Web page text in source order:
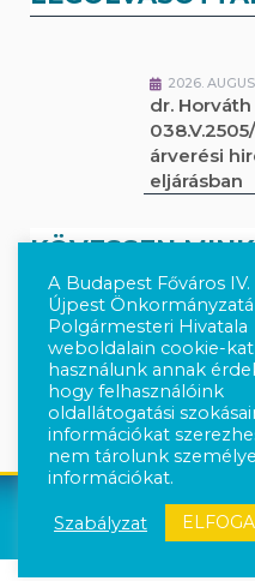
2026.
dr.
árverési
eljárásban
KÖVESSEN
Kövesse a híreket
Követés Instagram-
Újpest
A Budapest Főváros
Újpest
Polgármesteri Hivatala
weboldalain cookie-
használunk annak
hogy felhasználóink
oldallátogatási
információkat
nem tárolunk
információkat.
Szabályzat